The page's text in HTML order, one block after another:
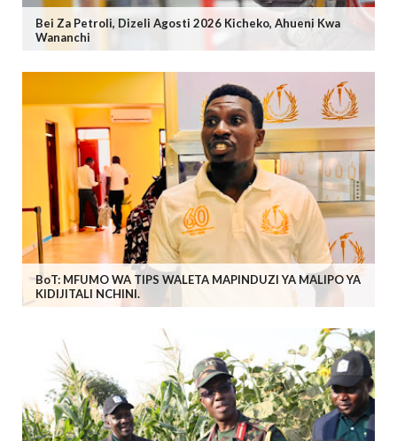
Bei Za Petroli, Dizeli Agosti 2026 Kicheko, Ahueni Kwa
Wananchi
BoT: MFUMO WA TIPS WALETA MAPINDUZI YA MALIPO YA
KIDIJITALI NCHINI.